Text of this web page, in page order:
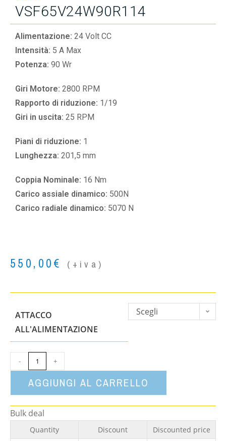
VSF65V24W90R114
Alimentazione: 24 Volt CC
Intensità: 5 A Max
Potenza: 90 Wr
Giri Motore: 2800 RPM
Rapporto di riduzione: 1/19
Giri in uscita: 25 RPM
Piani di riduzione: 1
Lunghezza: 201,5 mm
Coppia Nominale: 16 Nm
Carico assiale dinamico: 500N
Carico radiale dinamico: 5070 N
550,00€ (+iva)
ATTACCO
ALL'ALIMENTAZIONE
Scegli
- +
AGGIUNGI AL CARRELLO
Bulk deal
Quantity Discount
Discounted price